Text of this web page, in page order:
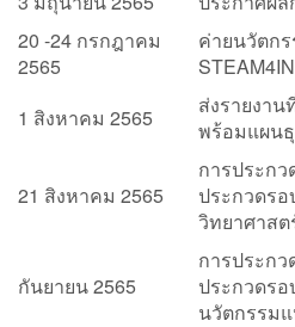
20 -24 กรกฎาคม
2565
ค่ายนวัตกร
1 สิงหาคม 2565
ส่งรายงา
พร้อมแผน
21 สิงหาคม 2565
การประกว
ประกวดร
วิทยาศาสต
กันยายน 2565
การประกว
ประกวดร
นวัตกรรม